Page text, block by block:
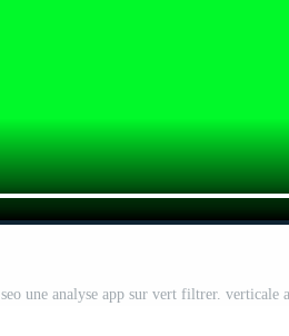
seo une analyse app sur vert filtrer. verticale